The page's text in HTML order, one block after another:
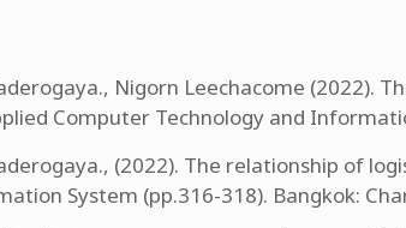
Nigorn Leechacome (2022).
Computer Technology and
(2022). The relationship of
System (pp.316-318). Bangkok: